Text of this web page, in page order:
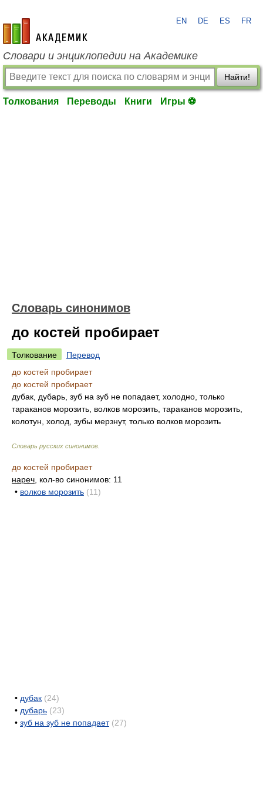
academic.ru
EN DE ES FR
Словари и энциклопедии на Академике
Найти!
Толкования Переводы Книги Игры ⚽
Словарь синонимов
до костей пробирает
Толкование
Перевод
до костей пробирает
до костей пробирает
дубак, дубарь, зуб на зуб не попадает, холодно, только
тараканов морозить, волков морозить, тараканов морозить,
колотун, холод, зубы мерзнут, только волков морозить
Словарь русских синонимов
до костей пробирает
нареч , кол-во синонимов: 11
• волков морозить (11)
• дубак (24)
• дубарь (23)
• зуб на зуб не попадает (27)